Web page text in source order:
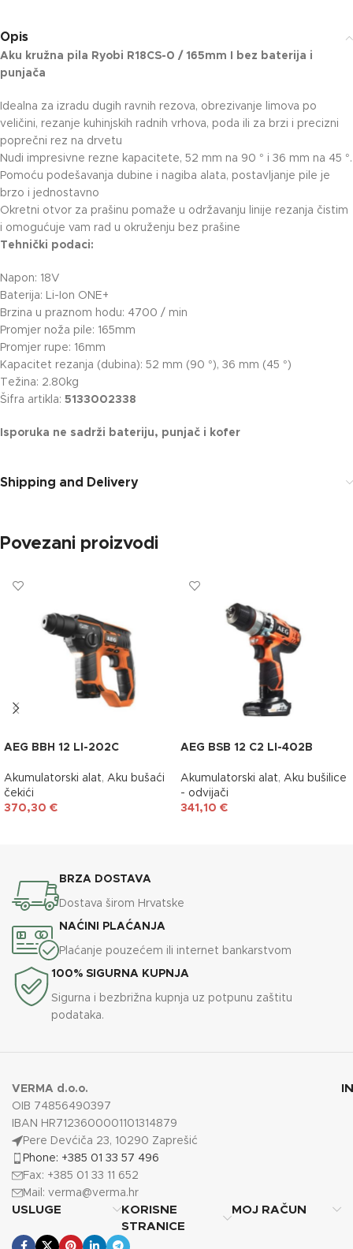
Opis
Aku kružna pila Ryobi R18CS-0 / 165mm I bez baterija i
punjača
Idealna za izradu dugih ravnih rezova, obrezivanje limova po
veličini, rezanje kuhinjskih radnih vrhova, poda ili za brzi i precizni
poprečni rez na drvetu
Nudi impresivne rezne kapacitete, 52 mm na 90 ° i 36 mm na 45 °.
Pomoću podešavanja dubine i nagiba alata, postavljanje pile je
brzo i jednostavno
Okretni otvor za prašinu pomaže u održavanju linije rezanja čistim
i omogućuje vam rad u okruženju bez prašine
Tehnički podaci:
Napon: 18V
Baterija: Li-Ion ONE+
Brzina u praznom hodu: 4700 / min
Promjer noža pile: 165mm
Promjer rupe: 16mm
Kapacitet rezanja (dubina): 52 mm (90 °), 36 mm (45 °)
Težina: 2.80kg
Šifra artikla: 5133002338
Isporuka ne sadrži bateriju, punjač i kofer
Shipping and Delivery
Povezani proizvodi
AEG BBH 12 LI-202C
Akumulatorski alat, Aku bušaći
čekići
370,30 €
AEG BSB 12 C2 LI-402B
Akumulatorski alat, Aku bušilice
- odvijači
341,10 €
BRZA DOSTAVA
Dostava širom Hrvatske
NAĆINI PLAĆANJA
Plaćanje pouzećem ili internet bankarstvom
100% SIGURNA KUPNJA
Sigurna i bezbrižna kupnja uz potpunu zaštitu
podataka.
VERMA d.o.o.
OIB 74856490397
IBAN HR7123600001101314879
Pere Devćiča 23, 10290 Zaprešić
Phone: +385 01 33 57 496
Fax: +385 01 33 11 652
Mail: verma@verma.hr
USLUGE
KORISNE
STRANICE
MOJ RAČUN